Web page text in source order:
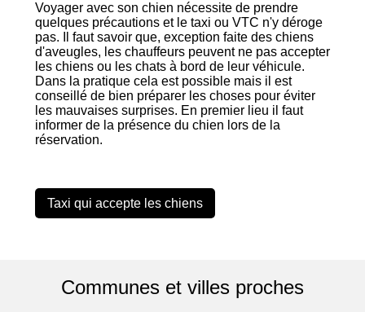
Voyager avec son chien nécessite de prendre
quelques précautions et le taxi ou VTC n'y déroge
pas. Il faut savoir que, exception faite des chiens
d'aveugles, les chauffeurs peuvent ne pas accepter
les chiens ou les chats à bord de leur véhicule.
Dans la pratique cela est possible mais il est
conseillé de bien préparer les choses pour éviter
les mauvaises surprises. En premier lieu il faut
informer de la présence du chien lors de la
réservation.
Taxi qui accepte les chiens
Communes et villes proches